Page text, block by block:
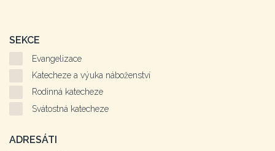
SEKCE
Evangelizace
Katecheze a výuka náboženství
Rodinná katecheze
Svátostná katecheze
ADRESÁTI